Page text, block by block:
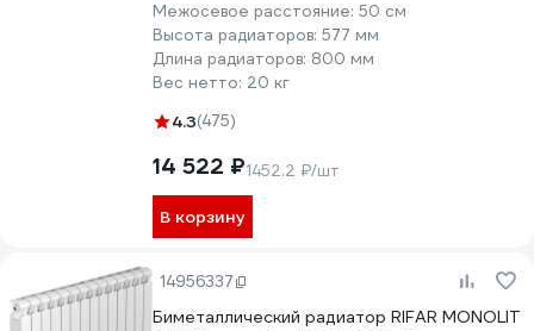
Межосевое расстояние: 50 см
Высота радиаторов: 577 мм
Длина радиаторов: 800 мм
Вес нетто: 20 кг
4.3(475)
14 522 ₽1452.2 ₽/шт
В корзину
14956337
Биметаллический радиатор RIFAR MONOLIT